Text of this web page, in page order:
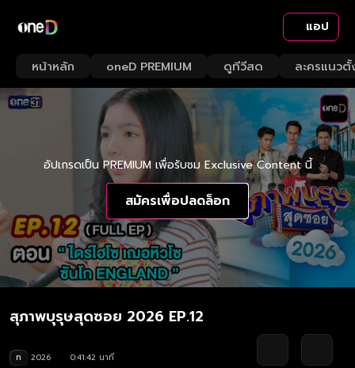
แอป
หน้าหลัก oneD PREMIUM ดูทีวีสด ละครแนวตั้
อัปเกรดเป็น PREMIUM เพื่อรับชม Exclusive Content นี้
สมัครเพื่อปลดล็อก
สุภาพบุรุษสุดซอย 2026 EP.12
ท 2026
0:41:42 นาที